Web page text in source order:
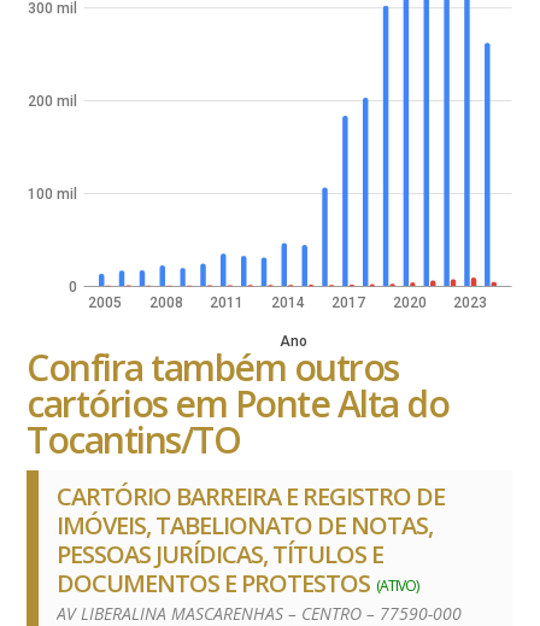
2005 2008 2011 2014 2017 2020 2023
Ano
0
100 mil
200 mil
300 mil
Confira também outros
cartórios em Ponte Alta do
Tocantins/TO
CARTÓRIO BARREIRA E REGISTRO DE
IMÓVEIS, TABELIONATO DE NOTAS,
PESSOAS JURÍDICAS, TÍTULOS E
DOCUMENTOS E PROTESTOS (ATIVO)
AV LIBERALINA MASCARENHAS – CENTRO – 77590-000